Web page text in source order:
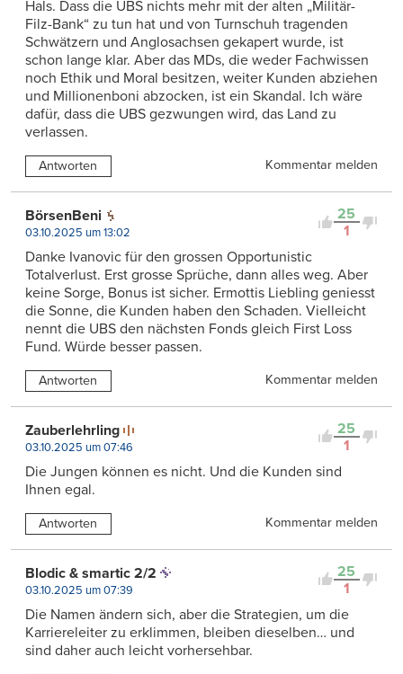
Hals. Dass die UBS nichts mehr mit der alten „Militär-
Filz-Bank“ zu tun hat und von Turnschuh tragenden
Schwätzern und Anglosachsen gekapert wurde, ist
schon lange klar. Aber das MDs, die weder Fachwissen
noch Ethik und Moral besitzen, weiter Kunden abziehen
und Millionenboni abzocken, ist ein Skandal. Ich wäre
dafür, dass die UBS gezwungen wird, das Land zu
verlassen.
Antworten Kommentar melden
25
1
BörsenBeni
03.10.2025 um 13:02
Danke Ivanovic für den grossen Opportunistic
Totalverlust. Erst grosse Sprüche, dann alles weg. Aber
keine Sorge, Bonus ist sicher. Ermottis Liebling geniesst
die Sonne, die Kunden haben den Schaden. Vielleicht
nennt die UBS den nächsten Fonds gleich First Loss
Fund. Würde besser passen.
Antworten Kommentar melden
25
1
Zauberlehrling
03.10.2025 um 07:46
Die Jungen können es nicht. Und die Kunden sind
Ihnen egal.
Antworten Kommentar melden
25
1
Blodic & smartic 2/2
03.10.2025 um 07:39
Die Namen ändern sich, aber die Strategien, um die
Karriereleiter zu erklimmen, bleiben dieselben… und
sind daher auch leicht vorhersehbar.